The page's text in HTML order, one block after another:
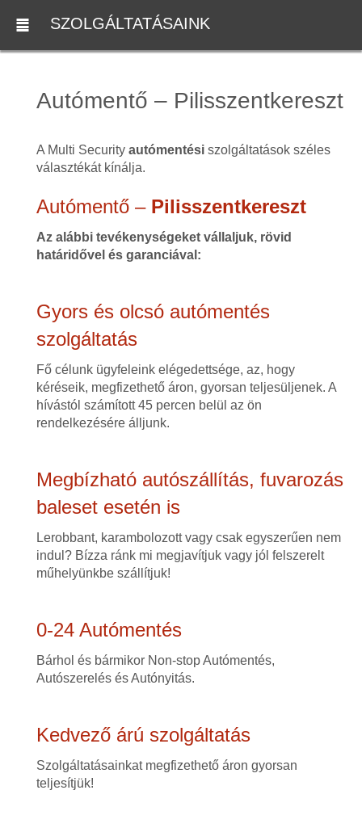
SZOLGÁLTATÁSAINK
Autómentő – Pilisszentkereszt
A Multi Security autómentésiszolgáltatások széles
választékát kínálja.
Autómentő – Pilisszentkereszt
Az alábbi tevékenységeket vállaljuk, rövid
határidővel és garanciával:
Gyors és olcsó autómentés
szolgáltatás
Fő célunk ügyfeleink elégedettsége, az, hogy
kéréseik, megfizethető áron, gyorsan teljesüljenek. A
hívástól számított 45 percen belül az ön
rendelkezésére álljunk.
Megbízható autószállítás, fuvarozás
baleset esetén is
Lerobbant, karambolozott vagy csak egyszerűen nem
indul? Bízza ránk mi megjavítjuk vagy jól felszerelt
műhelyünkbe szállítjuk!
0-24 Autómentés
Bárhol és bármikor Non-stop Autómentés,
Autószerelés és Autónyitás.
Kedvező árú szolgáltatás
Szolgáltatásainkat megfizethető áron gyorsan
teljesítjük!